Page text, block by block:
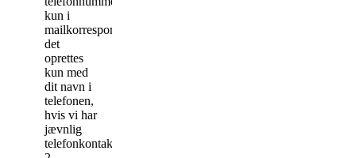
kun i
mailkorrespondancen,
det
oprettes
kun med
dit navn i
telefonen,
hvis vi har
jævnlig
telefonkontakt.